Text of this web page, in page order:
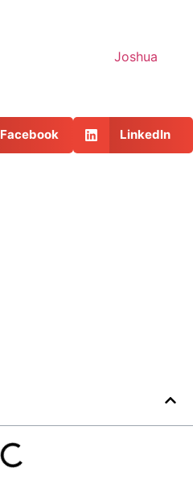
Joshua
Facebook LinkedIn